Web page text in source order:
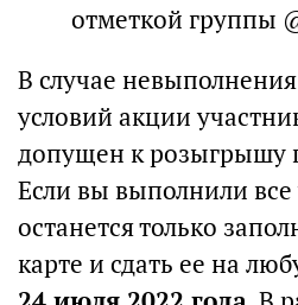
отметкой группы
В случае
условий акции
допущен к розыгрышу
Если вы выполнили все
останется только
карте и сдать ее на